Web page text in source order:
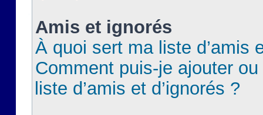
Amis et ignorés
À quoi sert ma liste d’amis
Comment puis-je ajouter
liste d’amis et d’ignorés ?